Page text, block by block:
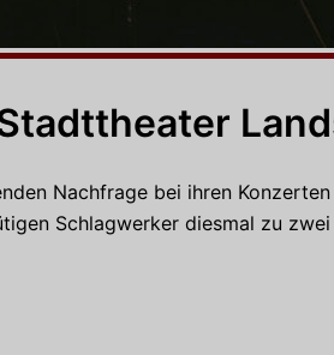
Nachfrage bei ihren
Schlagwerker diesmal zu